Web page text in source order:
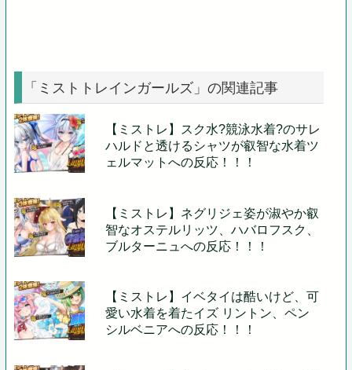
「ミストトレインガールズ」の関連記事
【ミストレ】スク水?競泳水着?のサレ
ハルドと透けるシャツが叡智な水着ツ
ェルマットへの反応！！！
【ミストレ】ネグリジェ姿が淑やか叡
智なオステルリッツ、ハバロフスク、
ブルターニュへの反応！！！
【ミストレ】イベタイは酷いけど、可
愛い水着を着たイズ リントン、ペン
シルベニアへの反応！！！